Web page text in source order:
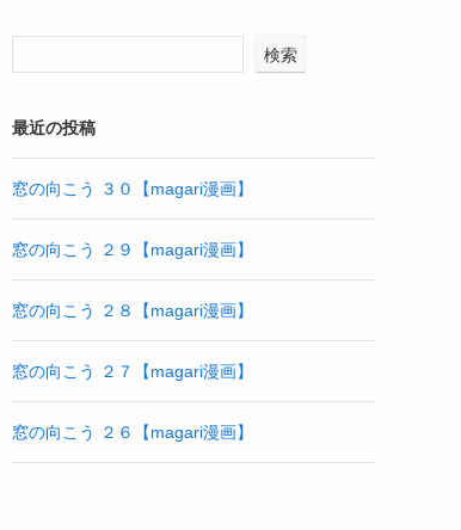
検索
最近の投稿
窓の向こう ３０【magari漫画】
窓の向こう ２９【magari漫画】
窓の向こう ２８【magari漫画】
窓の向こう ２７【magari漫画】
窓の向こう ２６【magari漫画】